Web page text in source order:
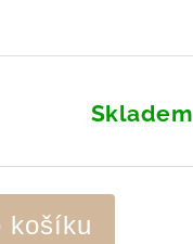
Skladem
košíku